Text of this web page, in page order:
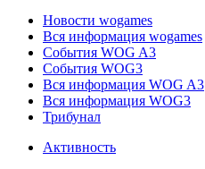
Новости wogames
Вся информация wogames
События WOG A3
События WOG3
Вся информация WOG A3
Вся информация WOG3
Трибунал
Активность